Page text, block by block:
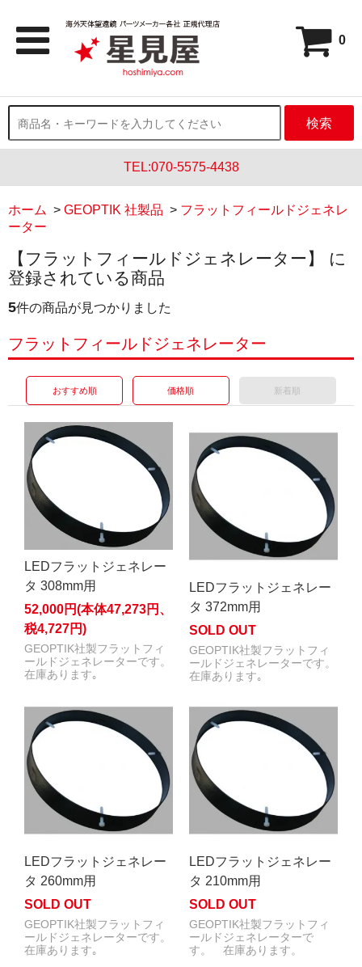
0
検索
TEL:070-5575-4438
ホーム > GEOPTIK 社製品 > フラットフィールドジェネレ
ーター
【フラットフィールドジェネレーター】 に
登録されている商品
5件の商品が見つかりました
フラットフィールドジェネレーター
おすすめ順 価格順 新着順
LEDフラットジェネレー
タ 308mm用
52,000円(本体47,273円、
税4,727円)
GEOPTIK社製フラットフィ
ールドジェネレーターです。
在庫あります｡
LEDフラットジェネレー
タ 372mm用
SOLD OUT
GEOPTIK社製フラットフィ
ールドジェネレーターです。
在庫あります｡
LEDフラットジェネレー
タ 260mm用
SOLD OUT
GEOPTIK社製フラットフィ
ールドジェネレーターです。
在庫あります｡
LEDフラットジェネレー
タ 210mm用
SOLD OUT
GEOPTIK社製フラットフィ
ールドジェネレーターで
す。 在庫あります。